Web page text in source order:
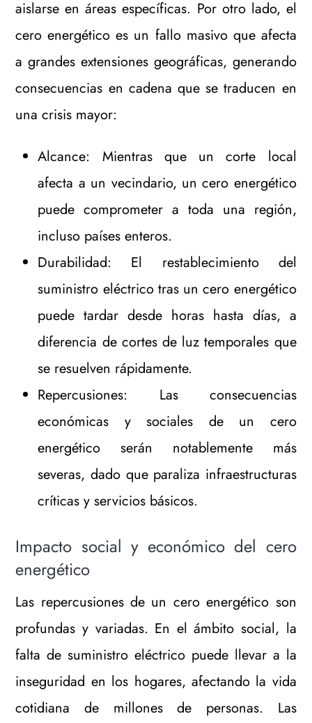
aislarse en áreas específicas. Por otro lado, el
cero energético es un fallo masivo que afecta
a grandes extensiones geográficas, generando
consecuencias en cadena que se traducen en
una crisis mayor:
Alcance: Mientras que un corte local
afecta a un vecindario, un cero energético
puede comprometer a toda una región,
incluso países enteros.
Durabilidad: El restablecimiento del
suministro eléctrico tras un cero energético
puede tardar desde horas hasta días, a
diferencia de cortes de luz temporales que
se resuelven rápidamente.
Repercusiones: Las consecuencias
económicas y sociales de un cero
energético serán notablemente más
severas, dado que paraliza infraestructuras
críticas y servicios básicos.
Impacto social y económico del cero
energético
Las repercusiones de un cero energético son
profundas y variadas. En el ámbito social, la
falta de suministro eléctrico puede llevar a la
inseguridad en los hogares, afectando la vida
cotidiana de millones de personas. Las